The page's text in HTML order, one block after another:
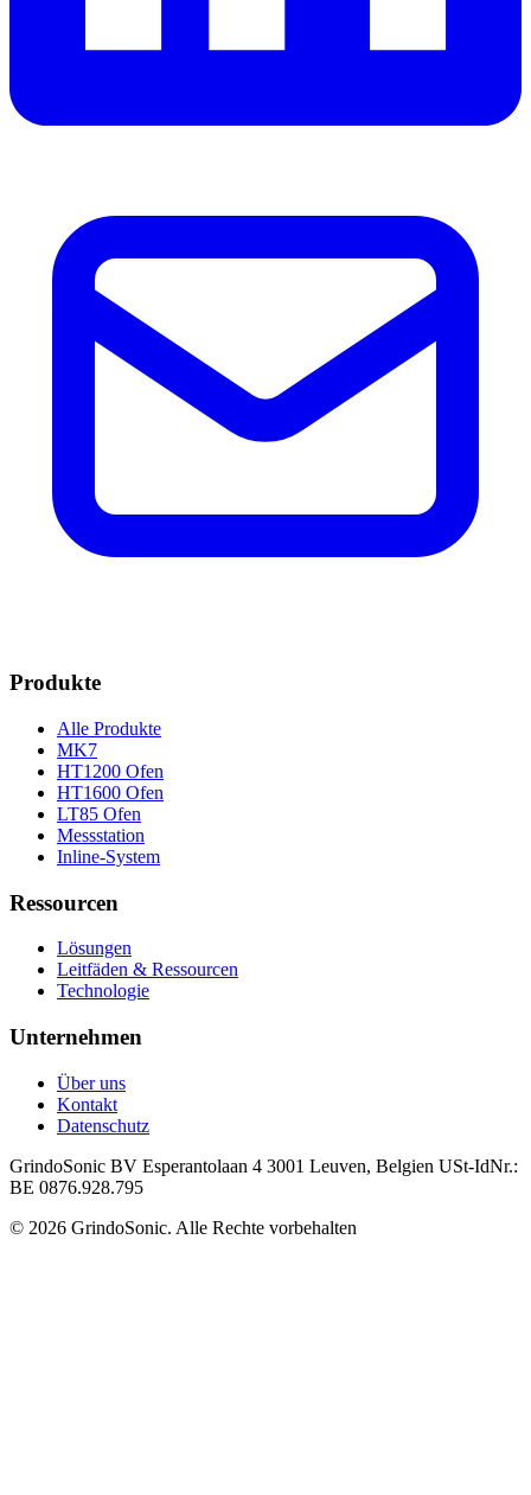
Produkte
Alle Produkte
MK7
HT1200 Ofen
HT1600 Ofen
LT85 Ofen
Messstation
Inline-System
Ressourcen
Lösungen
Leitfäden & Ressourcen
Technologie
Unternehmen
Über uns
Kontakt
Datenschutz
GrindoSonic BV Esperantolaan 4 3001 Leuven, Belgien USt-IdNr.:
BE 0876.928.795
© 2026 GrindoSonic. Alle Rechte vorbehalten